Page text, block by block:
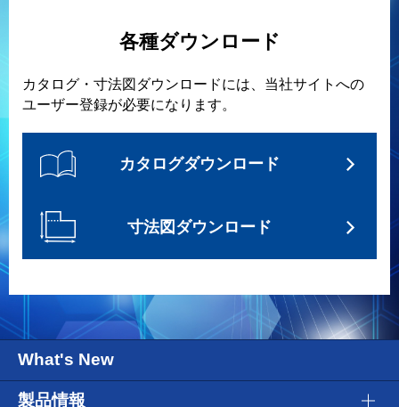
各種ダウンロード
カタログ・寸法図ダウンロードには、当社サイトへの
ユーザー登録が必要になります。
カタログダウンロード
寸法図ダウンロード
What's New
製品情報